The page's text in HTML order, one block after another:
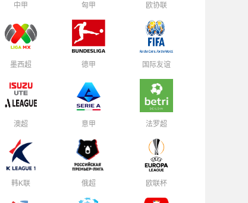
中甲 匈甲 欧协联
墨西超 德甲 国际友谊
澳超 意甲 法罗超
韩K联 俄超 欧联杯